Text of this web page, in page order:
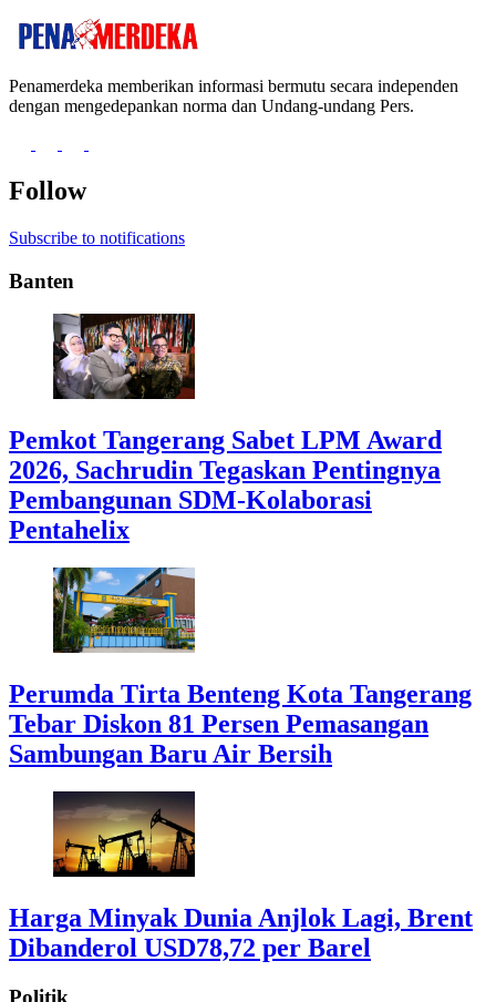
Penamerdeka memberikan informasi bermutu secara independen
dengan mengedepankan norma dan Undang-undang Pers.
Follow
Subscribe to notifications
Banten
Pemkot Tangerang Sabet LPM Award
2026, Sachrudin Tegaskan Pentingnya
Pembangunan SDM-Kolaborasi
Pentahelix
Perumda Tirta Benteng Kota Tangerang
Tebar Diskon 81 Persen Pemasangan
Sambungan Baru Air Bersih
Harga Minyak Dunia Anjlok Lagi, Brent
Dibanderol USD78,72 per Barel
Politik